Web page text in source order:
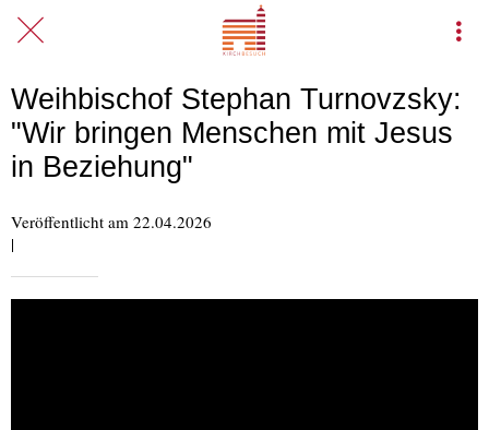
Weihbischof Stephan Turnovzsky:
"Wir bringen Menschen mit Jesus
in Beziehung"
Veröffentlicht am 22.04.2026
|